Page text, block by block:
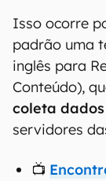
Isso ocorre
padrão uma
inglês para
Conteúdo),
coleta
servidores
📺